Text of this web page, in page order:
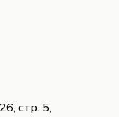
стр. 5,